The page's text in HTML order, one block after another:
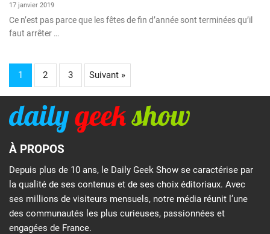
17 janvier 2019
Ce n’est pas parce que les fêtes de fin d’année sont terminées qu’il
faut arrêter …
1 2 3 Suivant »
À PROPOS
Depuis plus de 10 ans, le Daily Geek Show se caractérise par
la qualité de ses contenus et de ses choix éditoriaux. Avec
ses millions de visiteurs mensuels, notre média réunit l’une
des communautés les plus curieuses, passionnées et
engagées de France.